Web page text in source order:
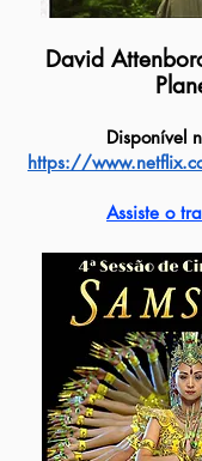
David
Disponível
https://
Assiste o